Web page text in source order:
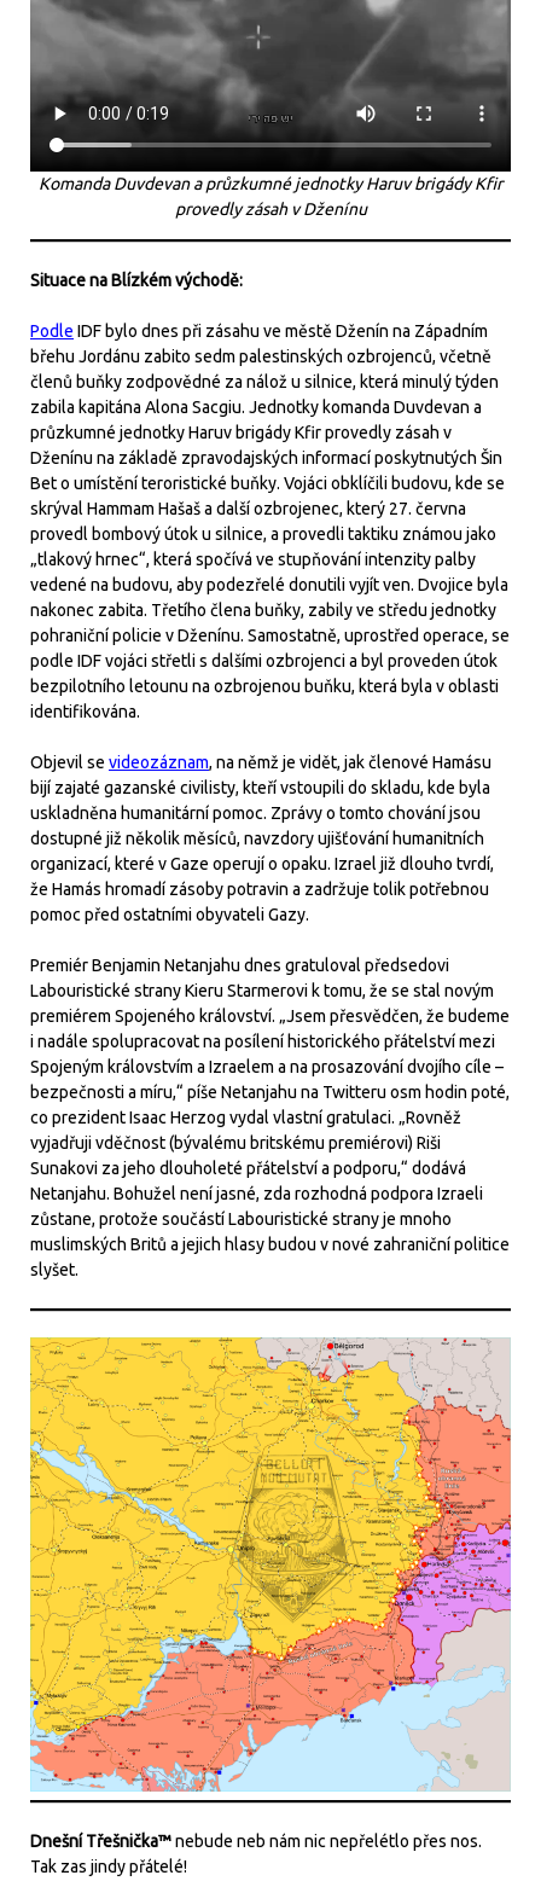
Komanda Duvdevan a průzkumné jednotky Haruv brigády Kfir
provedly zásah v Dženínu
Situace na Blízkém východě:
Podle IDF bylo dnes při zásahu ve městě Dženín na Západním
břehu Jordánu zabito sedm palestinských ozbrojenců, včetně
členů buňky zodpovědné za nálož u silnice, která minulý týden
zabila kapitána Alona Sacgiu. Jednotky komanda Duvdevan a
průzkumné jednotky Haruv brigády Kfir provedly zásah v
Dženínu na základě zpravodajských informací poskytnutých Šin
Bet o umístění teroristické buňky. Vojáci obklíčili budovu, kde se
skrýval Hammam Hašaš a další ozbrojenec, který 27. června
provedl bombový útok u silnice, a provedli taktiku známou jako
„tlakový hrnec“, která spočívá ve stupňování intenzity palby
vedené na budovu, aby podezřelé donutili vyjít ven. Dvojice byla
nakonec zabita. Třetího člena buňky, zabily ve středu jednotky
pohraniční policie v Dženínu. Samostatně, uprostřed operace, se
podle IDF vojáci střetli s dalšími ozbrojenci a byl proveden útok
bezpilotního letounu na ozbrojenou buňku, která byla v oblasti
identifikována.
Objevil se videozáznam, na němž je vidět, jak členové Hamásu
bijí zajaté gazanské civilisty, kteří vstoupili do skladu, kde byla
uskladněna humanitární pomoc. Zprávy o tomto chování jsou
dostupné již několik měsíců, navzdory ujišťování humanitních
organizací, které v Gaze operují o opaku. Izrael již dlouho tvrdí,
že Hamás hromadí zásoby potravin a zadržuje tolik potřebnou
pomoc před ostatními obyvateli Gazy.
Premiér Benjamin Netanjahu dnes gratuloval předsedovi
Labouristické strany Kieru Starmerovi k tomu, že se stal novým
premiérem Spojeného království. „Jsem přesvědčen, že budeme
i nadále spolupracovat na posílení historického přátelství mezi
Spojeným královstvím a Izraelem a na prosazování dvojího cíle –
bezpečnosti a míru,“ píše Netanjahu na Twitteru osm hodin poté,
co prezident Isaac Herzog vydal vlastní gratulaci. „Rovněž
vyjadřuji vděčnost (bývalému britskému premiérovi) Riši
Sunakovi za jeho dlouholeté přátelství a podporu,“ dodává
Netanjahu. Bohužel není jasné, zda rozhodná podpora Izraeli
zůstane, protože součástí Labouristické strany je mnoho
muslimských Britů a jejich hlasy budou v nové zahraniční politice
slyšet.
Dnešní Třešnička™nebude neb nám nic nepřelétlo přes nos.
Tak zas jindy přátelé!